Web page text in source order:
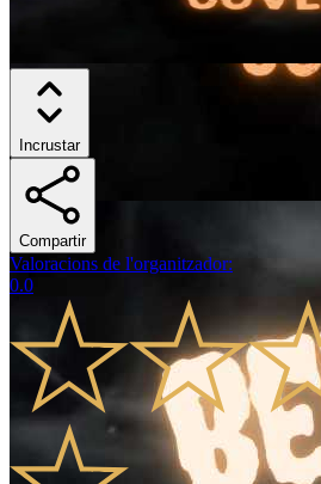
Incrustar
Compartir
Valoracions de l'organitzador:
0.0